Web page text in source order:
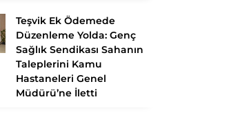
Teşvik Ek Ödemede
Düzenleme Yolda: Genç
Sağlık Sendikası Sahanın
Taleplerini Kamu
Hastaneleri Genel
Müdürü’ne İletti